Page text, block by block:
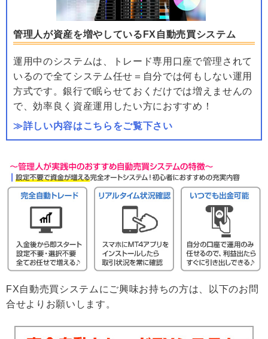
管理人が資産を増やしているFX自動売買システム
運用中のシステムは、トレード専用口座で管理されて
いるので全てシステム任せ＝自分では何もしない運用
方式です。銀行で眠らせておくだけでは増えませんの
で、効率良く資産運用したい方におすすめ！
≫詳しい内容はこちらをご覧下さい
FX自動売買システムにご興味お持ちの方は、以下のお問
合せよりお願いします。